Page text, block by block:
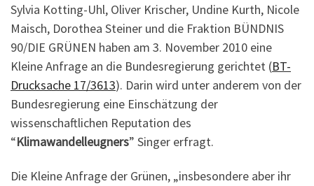
Sylvia Kotting-Uhl, Oliver Krischer, Undine Kurth, Nicole
Maisch, Dorothea Steiner und die Fraktion BÜNDNIS
90/DIE GRÜNEN haben am 3. November 2010 eine
Kleine Anfrage an die Bundesregierung gerichtet (BT-
Drucksache 17/3613). Darin wird unter anderem von der
Bundesregierung eine Einschätzung der
wissenschaftlichen Reputation des
“Klimawandelleugners” Singer erfragt.
Die Kleine Anfrage der Grünen, „insbesondere aber ihr